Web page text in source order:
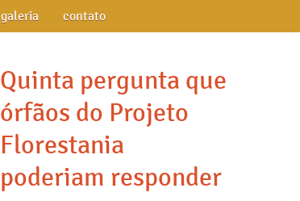
galeria contato
Quinta pergunta que
órfãos do Projeto
Florestania
poderiam responder